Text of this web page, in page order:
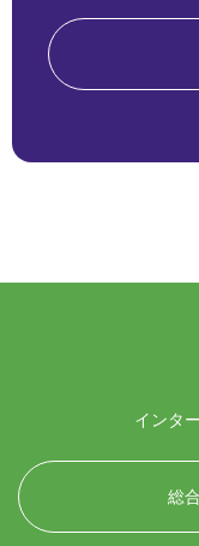
インタ
総